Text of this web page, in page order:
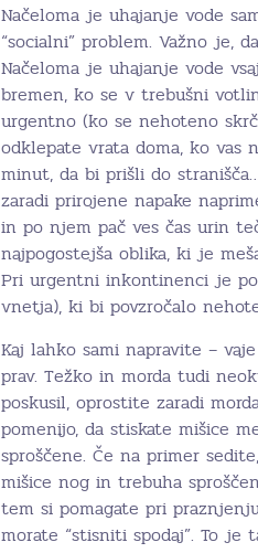
Načeloma je uhajanje vode
“socialni” problem. Važno je,
Načeloma je uhajanje vode
bremen, ko se v trebušni
urgentno (ko se nehoteno
odklepate vrata doma, ko
minut, da bi prišli do
zaradi prirojene napake
in po njem pač ves čas urin
najpogostejša oblika, ki je
Pri urgentni inkontinenci je
vnetja), ki bi povzročalo
Kaj lahko sami napravite –
prav. Težko in morda tudi
poskusil, oprostite zaradi
pomenijo, da stiskate mišice
sproščene. Če na primer
mišice nog in trebuha
tem si pomagate pri
morate “stisniti spodaj”. To